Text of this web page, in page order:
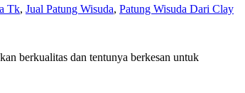
Tk, Jual Patung Wisuda, Patung Wisuda Dari Clay
berkualitas dan tentunya berkesan untuk